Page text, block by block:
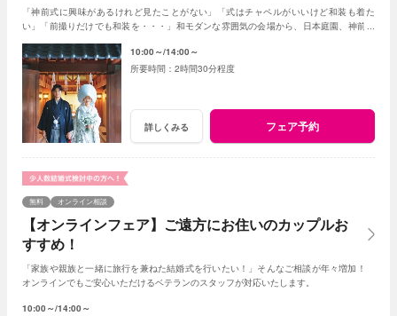
「神前式に興味があるけれど見たことがない」「式はチャペルがいいけど和装も着た
い」「前撮りだけでも和装を・・・」和モダンな雰囲気の会場から、日本庭園、神前会
10:00～ 14:00～
2時間30分程度
詳しくみる フェア予約
【オンラインフェア】ご遠方にお住いのカップルお
すすめ！
無料 オンライン相談
「家族や親族と一緒に旅行を兼ねた結婚式を行いたい！」そんなご相談が年々増加！
オンラインでもご安心いただけるベテランのスタッフが対応いたします。
10:00～ 14:00～